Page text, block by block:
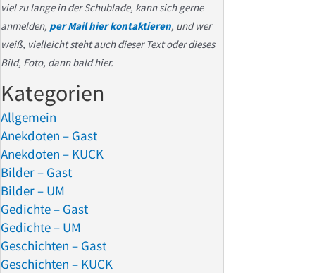
viel zu lange in der Schublade, kann sich gerne
anmelden, per Mail hier kontaktieren, und wer
weiß, vielleicht steht auch dieser Text oder dieses
Bild, Foto, dann bald hier.
Kategorien
Allgemein
Anekdoten – Gast
Anekdoten – KUCK
Bilder – Gast
Bilder – UM
Gedichte – Gast
Gedichte – UM
Geschichten – Gast
Geschichten – KUCK